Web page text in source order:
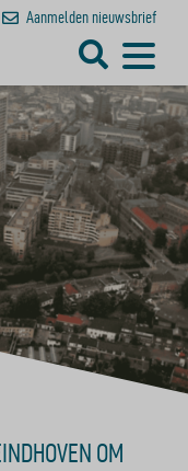
Aanmelden nieuwsbrief
OM